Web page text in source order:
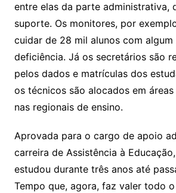
entre elas da parte administrativa,
suporte. Os monitores, por
cuidar de 28 mil alunos com
deficiência. Já os secretários são
pelos dados e matrículas dos
os técnicos são alocados em
nas regionais de ensino.
Aprovada para o cargo de apoio
carreira de Assistência à
estudou durante três anos até
Tempo que, agora, faz valer todo